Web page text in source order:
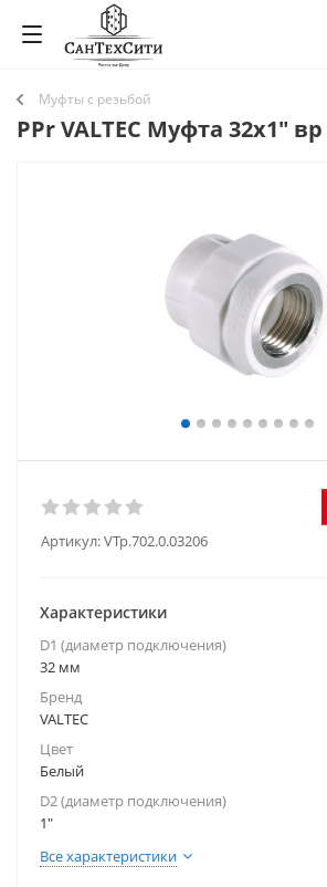
Муфты с резьбой
PPr VALTEC Муфта 32х1" вр
Артикул:VTp.702.0.03206
Характеристики
D1 (диаметр подключения)
32 мм
Бренд
VALTEC
Цвет
Белый
D2 (диаметр подключения)
1"
Все характеристики